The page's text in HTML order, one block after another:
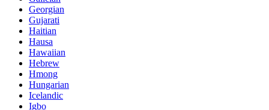
Georgian
Gujarati
Haitian
Hausa
Hawaiian
Hebrew
Hmong
Hungarian
Icelandic
Igbo